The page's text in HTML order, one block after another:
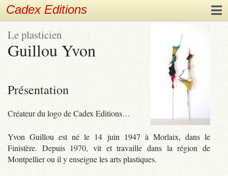
Cadex Editions
Le plasticien
Guillou Yvon
Présentation
Créateur du logo de Cadex Editions…
Yvon Guillou est né le 14 juin 1947 à Morlaix, dans le
Finistère. Depuis 1970, vit et travaille dans la région de
Montpellier ou il y enseigne les arts plastiques.